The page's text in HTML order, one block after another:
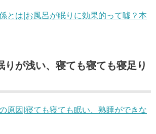
とは|お風呂が眠りに効果的って嘘？本
りが浅い、寝ても寝ても寝足り
原因|寝ても寝ても眠い、熟睡ができな